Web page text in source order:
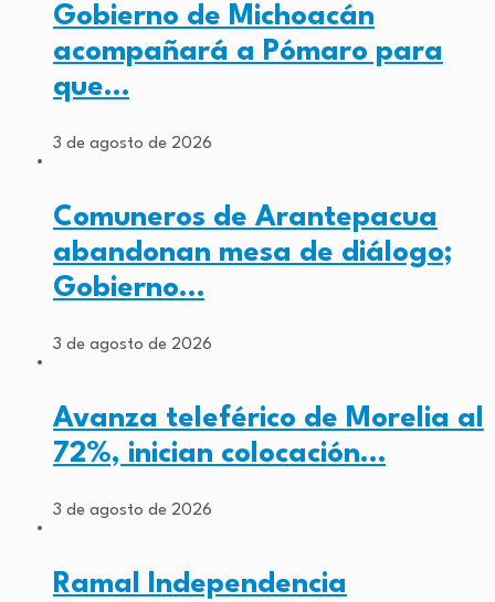
Gobierno de Michoacán
acompañará a Pómaro para
que…
3 de agosto de 2026
Comuneros de Arantepacua
abandonan mesa de diálogo;
Gobierno…
3 de agosto de 2026
Avanza teleférico de Morelia al
72%, inician colocación…
3 de agosto de 2026
Ramal Independencia